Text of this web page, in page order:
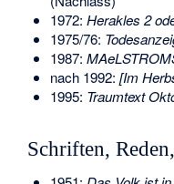
1972: Herakles 2
1975/76:
1987:
nach 1992: [Im
1995: Traumtext
Schriften,